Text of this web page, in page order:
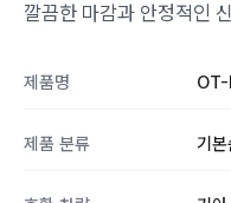
깔끔한 마감과 안정적인
제품명
제품 분류 기본